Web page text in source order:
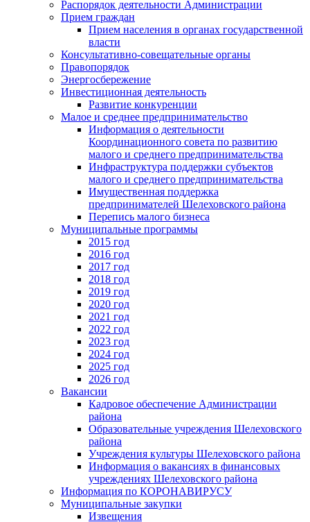
Распорядок деятельности Администрации
Прием граждан
Прием населения в органах государственной
власти
Консультативно-совещательные органы
Правопорядок
Энергосбережение
Инвестиционная деятельность
Развитие конкуренции
Малое и среднее предпринимательство
Информация о деятельности
Координационного совета по развитию
малого и среднего предпринимательства
Инфраструктура поддержки субъектов
малого и среднего предпринимательства
Имущественная поддержка
предпринимателей Шелеховского района
Перепись малого бизнеса
Муниципальные программы
2015 год
2016 год
2017 год
2018 год
2019 год
2020 год
2021 год
2022 год
2023 год
2024 год
2025 год
2026 год
Вакансии
Кадровое обеспечение Администрации
района
Образовательные учреждения Шелеховского
района
Учреждения культуры Шелеховского района
Информация о вакансиях в финансовых
учреждениях Шелеховского района
Информация по КОРОНАВИРУСУ
Муниципальные закупки
Извещения